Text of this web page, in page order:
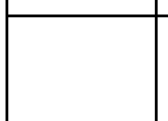
Ширина: 87 см